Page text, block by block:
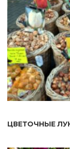
ЦВЕТОЧНЫЕ